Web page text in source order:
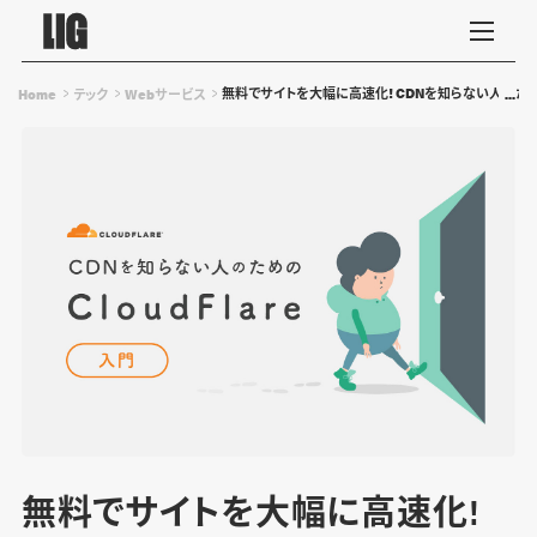
Home テック Webサービス 無料でサイトを大幅に高速化! CDNを知らない人の
無料でサイトを大幅に高速化!